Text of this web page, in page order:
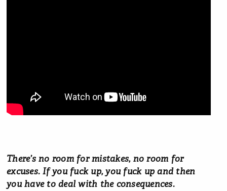
There’s no room for mistakes, no room for
excuses. If you fuck up, you fuck up and then
you have to deal with the consequences.